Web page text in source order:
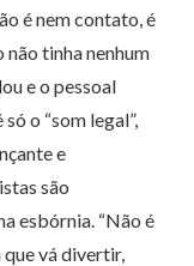
é nem contato, é
não tinha nenhum
e o pessoal
o “som legal”,
e
são
esbórnia. “Não é
que vá divertir,